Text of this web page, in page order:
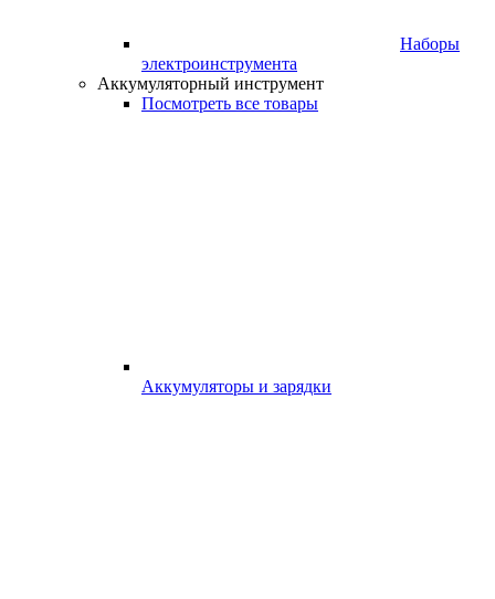
Наборы
электроинструмента
Аккумуляторный инструмент
Посмотреть все товары
Аккумуляторы и зарядки